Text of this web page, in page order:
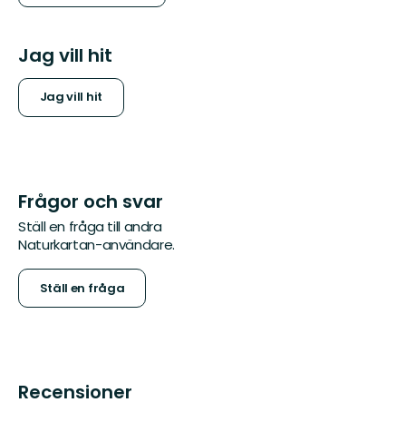
Jag vill hit
Jag vill hit
Frågor och svar
Ställ en fråga till andra
Naturkartan-användare.
Ställ en fråga
Recensioner